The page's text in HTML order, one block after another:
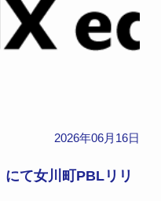
2026年06月16日
て女川町PBLリリ